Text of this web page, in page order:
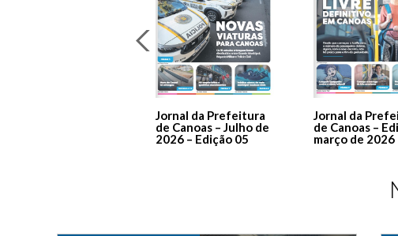
Jornal da Prefeitura
de Canoas – Julho de
2026 – Edição 05
Jornal da
de Canoas –
março de 2026